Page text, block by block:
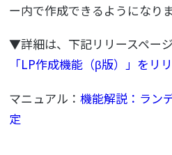
ー内で作成できるようになり
▼詳細は、下記リリースペー
「LP作成機能（β版）」をリ
マニュアル：機能解説：ラン
定